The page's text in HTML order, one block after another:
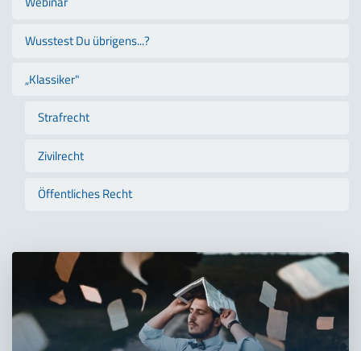
Wusstest Du übrigens...?
„Klassiker"
Strafrecht
Zivilrecht
Öffentliches Recht